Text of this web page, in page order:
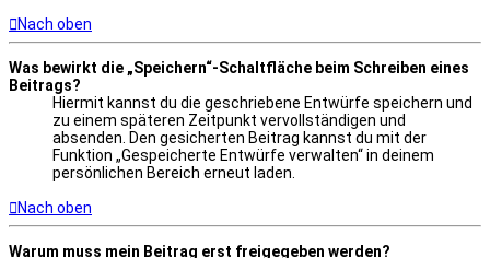
Nach oben
Was bewirkt die „Speichern“-Schaltfläche beim Schreiben eines
Beitrags?
Hiermit kannst du die geschriebene Entwürfe speichern und
zu einem späteren Zeitpunkt vervollständigen und
absenden. Den gesicherten Beitrag kannst du mit der
Funktion „Gespeicherte Entwürfe verwalten“ in deinem
persönlichen Bereich erneut laden.
Nach oben
Warum muss mein Beitrag erst freigegeben werden?